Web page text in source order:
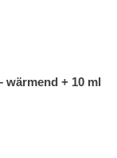
wärmend + 10 ml